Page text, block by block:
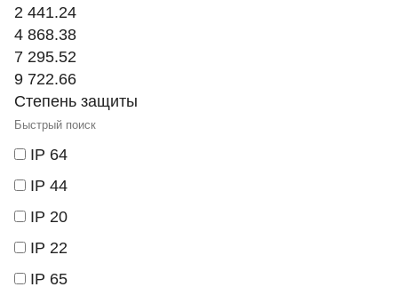
2 441.24
4 868.38
7 295.52
9 722.66
Степень защиты
IP 64
IP 44
IP 20
IP 22
IP 65